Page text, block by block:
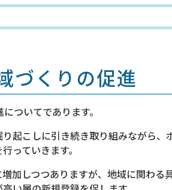
づくりの促進
ついてであります。
起こしに引き続き取り組みながら、
っていきます。
増加しつつありますが、地域に関わる